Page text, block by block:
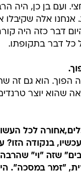
לפני, 13 וחצי. ועם בן כן,
אנחנו אלה
דבר כזה היה
כל דבר בתקופתו.
הפוך. הוא גם זה
שהוא יוצר
לכל
בנקודה הזו?
שזה "וי"
"זמר במסכה".